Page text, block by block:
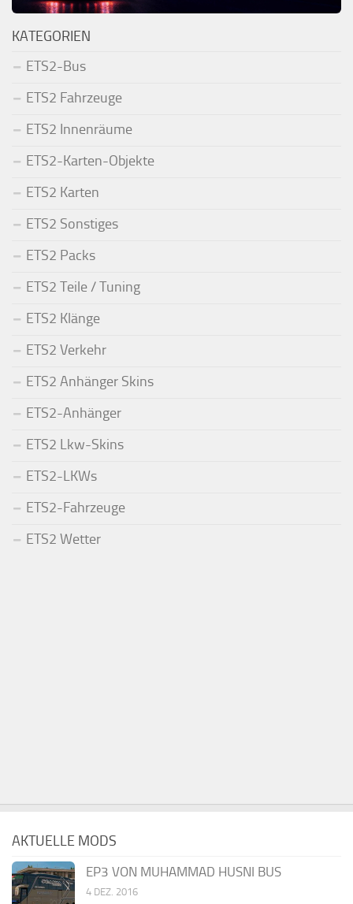
KATEGORIEN
ETS2-Bus
ETS2 Fahrzeuge
ETS2 Innenräume
ETS2-Karten-Objekte
ETS2 Karten
ETS2 Sonstiges
ETS2 Packs
ETS2 Teile / Tuning
ETS2 Klänge
ETS2 Verkehr
ETS2 Anhänger Skins
ETS2-Anhänger
ETS2 Lkw-Skins
ETS2-LKWs
ETS2-Fahrzeuge
ETS2 Wetter
AKTUELLE MODS
EP3 VON MUHAMMAD HUSNI BUS
4 DEZ. 2016